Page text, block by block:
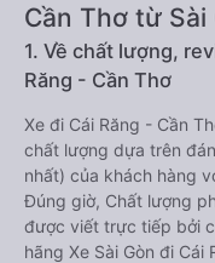
Cần Thơ từ
1. Về chất lượng,
Răng - Cần Thơ
Xe đi Cái Răng - Cần
chất lượng dựa trên
nhất) của khách hàng
Đúng giờ, Chất lượng
được viết trực tiếp bởi
hãng Xe Sài Gòn đi Cái